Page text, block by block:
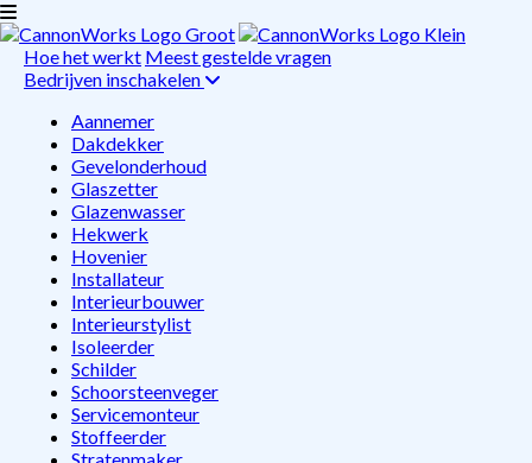
Hoe het werkt Meest gestelde vragen
Bedrijven inschakelen
Aannemer
Dakdekker
Gevelonderhoud
Glaszetter
Glazenwasser
Hekwerk
Hovenier
Installateur
Interieurbouwer
Interieurstylist
Isoleerder
Schilder
Schoorsteenveger
Servicemonteur
Stoffeerder